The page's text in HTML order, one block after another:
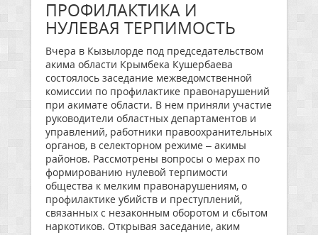
ПРОФИЛАКТИКА И
НУЛЕВАЯ ТЕРПИМОСТЬ
Вчера в Кызылорде под председательством
акима области Крымбека Кушербаева
состоялось заседание межведомственной
комиссии по профилактике правонарушений
при акимате области. В нем приняли участие
руководители областных департаментов и
управлений, работники правоохранительных
органов, в селекторном режиме – акимы
районов. Рассмотрены вопросы о мерах по
формированию нулевой терпимости
общества к мелким правонарушениям, о
профилактике убийств и преступлений,
связанных с незаконным оборотом и сбытом
наркотиков. Открывая заседание, аким